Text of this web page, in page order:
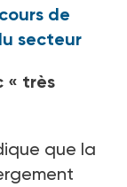
de
secteur
« très
que la